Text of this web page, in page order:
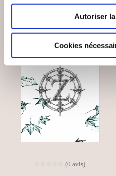
Autoriser
Cookies
(0 avis)